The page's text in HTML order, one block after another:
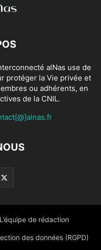
alNas use de
protéger la Vie privée et
ou adhérents, en
de la CNIL.
L’équipe de rédaction
des données (RGPD)